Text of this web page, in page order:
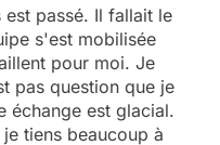
passé. Il fallait le
s'est mobilisée
pour moi. Je
pas question que je
échange est glacial.
tiens beaucoup à